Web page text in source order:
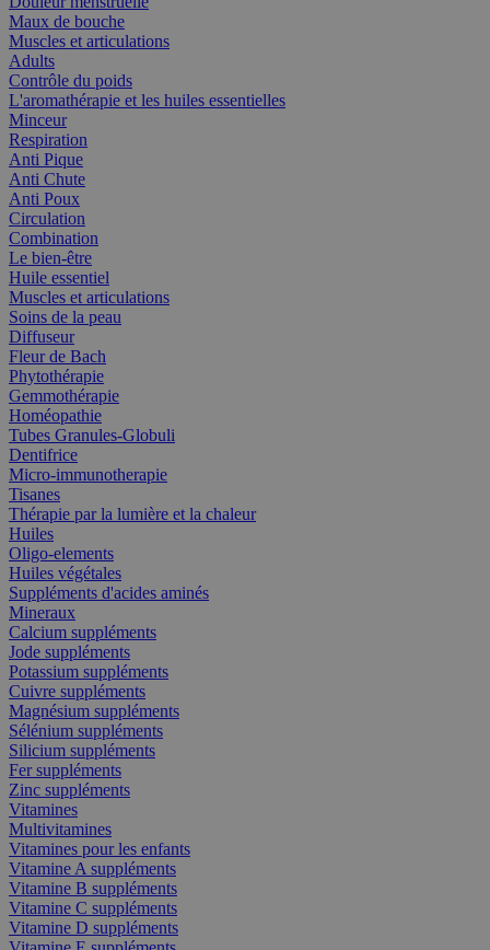
Maux de bouche
Muscles et articulations
Adults
Contrôle du poids
L'aromathérapie et les huiles essentielles
Minceur
Respiration
Anti Pique
Anti Chute
Anti Poux
Circulation
Combination
Le bien-être
Huile essentiel
Muscles et articulations
Soins de la peau
Diffuseur
Fleur de Bach
Phytothérapie
Gemmothérapie
Homéopathie
Tubes Granules-Globuli
Dentifrice
Micro-immunotherapie
Tisanes
Thérapie par la lumière et la chaleur
Huiles
Oligo-elements
Huiles végétales
Suppléments d'acides aminés
Mineraux
Calcium suppléments
Jode suppléments
Potassium suppléments
Cuivre suppléments
Magnésium suppléments
Sélénium suppléments
Silicium suppléments
Fer suppléments
Zinc suppléments
Vitamines
Multivitamines
Vitamines pour les enfants
Vitamine A suppléments
Vitamine B suppléments
Vitamine C suppléments
Vitamine D suppléments